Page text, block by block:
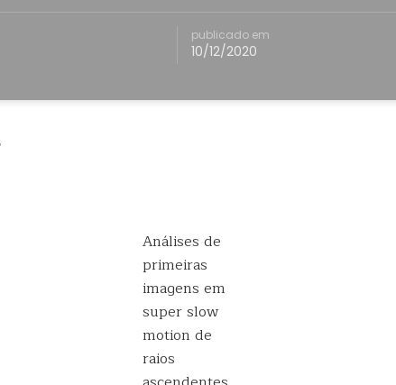
publicado em
10/12/2020
Análises de
primeiras
imagens em
super slow
motion de
raios